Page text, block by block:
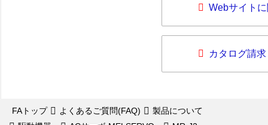
Webサイト
カタログ請求
FAトップ よくあるご質問(FAQ)
製品について